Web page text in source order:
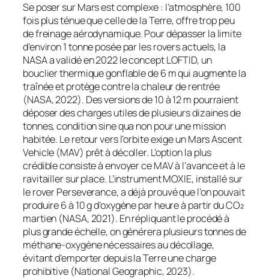
Se poser sur Mars est complexe : l’atmosphère, 100
fois plus ténue que celle de la Terre, offre trop peu
de freinage aérodynamique. Pour dépasser la limite
d’environ 1 tonne posée par les rovers actuels, la
NASA a validé en 2022 le concept LOFTID, un
bouclier thermique gonflable de 6 m qui augmente la
traînée et protège contre la chaleur de rentrée
(NASA, 2022). Des versions de 10 à 12 m pourraient
déposer des charges utiles de plusieurs dizaines de
tonnes, condition sine qua non pour une mission
habitée. Le retour vers l’orbite exige un Mars Ascent
Vehicle (MAV) prêt à décoller. L’option la plus
crédible consiste à envoyer ce MAV à l’avance et à le
ravitailler sur place. L’instrument MOXIE, installé sur
le roverPerseverance, a déjà prouvé que l’on pouvait
produire 6 à 10 g d’oxygène par heure à partir du CO₂
martien (NASA, 2021). En répliquant le procédé à
plus grande échelle, on générera plusieurs tonnes de
méthane-oxygène nécessaires au décollage,
évitant d’emporter depuis la Terre une charge
prohibitive (National Geographic, 2023).